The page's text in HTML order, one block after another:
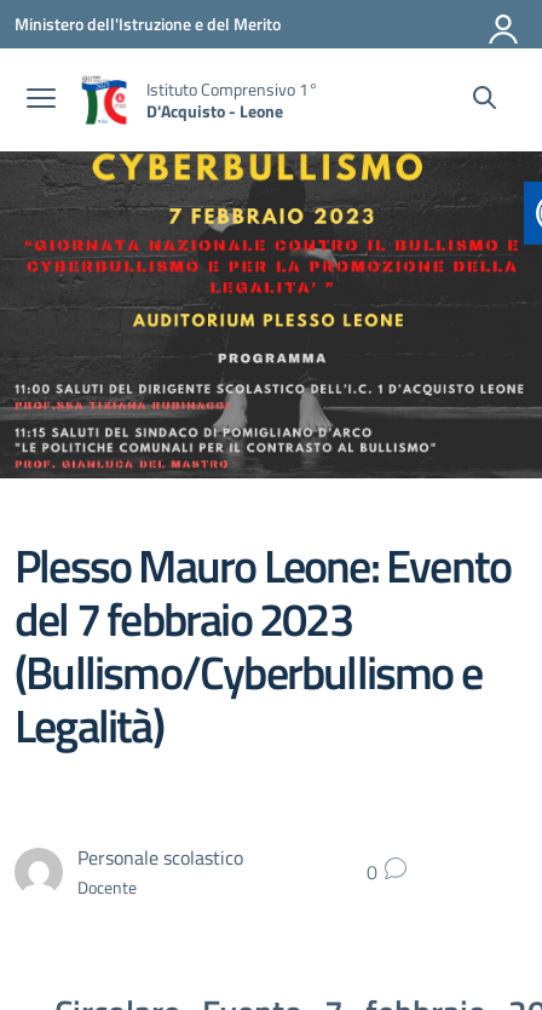
Vai ai contenuti
Vai al menu di navigazione
Vai al footer
Ministero dell'Istruzione e del Merito
Istituto Comprensivo 1°
D'Acquisto - Leone
Plesso Mauro Leone: Evento
del 7 febbraio 2023
(Bullismo/Cyberbullismo e
Legalità)
Personale scolastico
Docente 0